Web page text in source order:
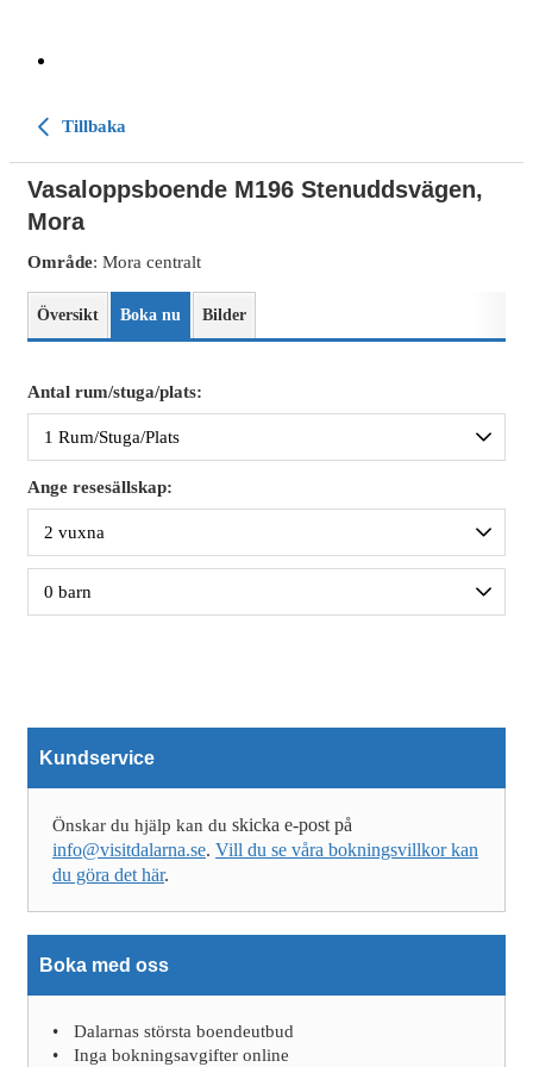
Tillbaka
Vasaloppsboende M196 Stenuddsvägen,
Mora
Område: Mora centralt
Översikt Boka nu Bilder
Antal rum/stuga/plats:
Ange resesällskap:
Kundservice
Önskar du hjälp kan du skicka e-post på
info@visitdalarna.se. Vill du se våra bokningsvillkor kan
du göra det här.
Boka med oss
Dalarnas största boendeutbud
Inga bokningsavgifter online